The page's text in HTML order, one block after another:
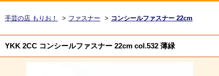
手芸の店 もりお！ > ファスナー > コンシールファスナー 22cm
YKK 2CC コンシールファスナー 22cm col.532 薄緑